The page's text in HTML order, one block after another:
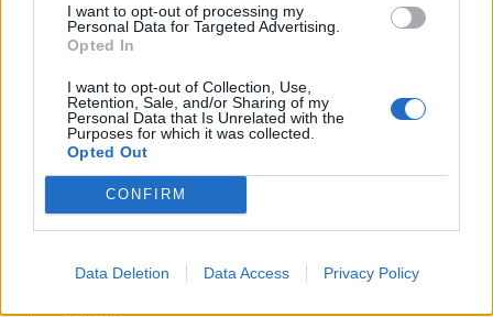
I want to opt-out of processing my
Personal Data for Targeted Advertising.
Opted In
I want to opt-out of Collection, Use,
Retention, Sale, and/or Sharing of my
Personal Data that Is Unrelated with the
Purposes for which it was collected.
Opted Out
CONFIRM
Data Deletion Data Access Privacy Policy
Médiatér
Liget
Krónika
Bihari Napló
Erdélyi Napló
Főtér
Rádió GaGa